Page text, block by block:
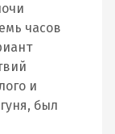
часов
и
был